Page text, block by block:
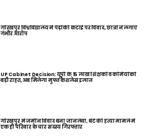
गोरखपुर विश्वविद्यालय में पेड़ों की कटाई पर विवाद, छात्रों ने लगाए
गंभीर आरोप
UP Cabinet Decision: यूपी के 15 लाख शिक्षकों व कर्मियों को
बड़ी राहत, अब मिलेगा मुफ्त कैशलेस इलाज
गोरखपुर में जमीन विवाद बना जानलेवा, बेटे की हत्या मामले में
एक ही परिवार के चार सदस्य गिरफ्तार